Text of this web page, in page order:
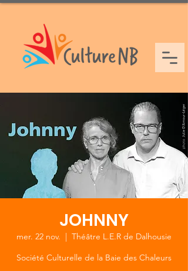
JOHNNY
mer. 22 nov.
  |
Théâtre L.E.R de Dalhousie
Société Culturelle de la Baie des Chaleurs